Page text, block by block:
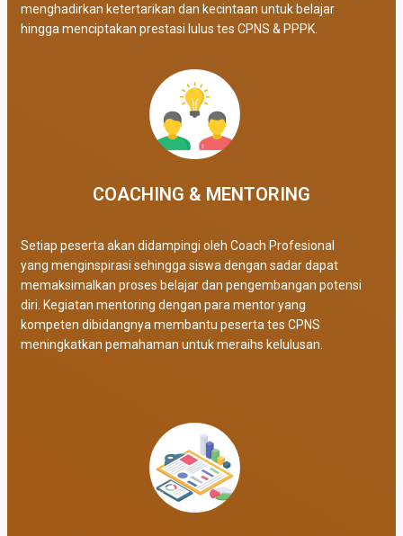
menghadirkan ketertarikan dan kecintaan untuk belajar
hingga menciptakan prestasi lulus tes CPNS & PPPK.
COACHING & MENTORING
Setiap peserta akan didampingi oleh Coach Profesional
yang menginspirasi sehingga siswa dengan sadar dapat
memaksimalkan proses belajar dan pengembangan potensi
diri. Kegiatan mentoring dengan para mentor yang
kompeten dibidangnya membantu peserta tes CPNS
meningkatkan pemahaman untuk meraihs kelulusan.